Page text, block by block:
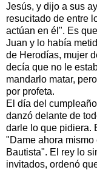
Jesús, y dijo a sus
resucitado de entre
actúan en él". Es
Juan y lo había
de Herodías, mujer
decía que no le
mandarlo matar,
por profeta.
El día del
danzó delante de
darle lo que pidiera.
"Dame ahora
Bautista". El rey lo
invitados, ordenó